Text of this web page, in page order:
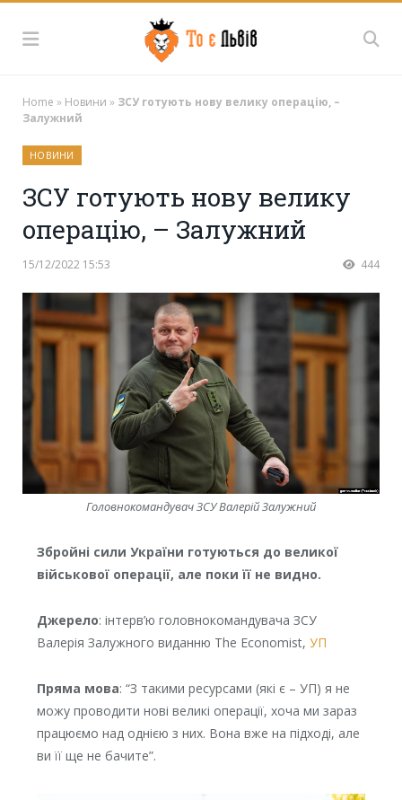
Home » Новини » ЗСУ готують нову велику операцію, –
Залужний
НОВИНИ
ЗСУ готують нову велику
операцію, – Залужний
15/12/2022 15:53 444
Головнокомандувач ЗСУ Валерій Залужний
Збройні сили України готуються до великої
військової операції, але поки її не видно.
Джерело: інтерв’ю головнокомандувача ЗСУ
Валерія Залужного виданню The Economist, УП
Пряма мова: “З такими ресурсами (які є – УП) я не
можу проводити нові великі операції, хоча ми зараз
працюємо над однією з них. Вона вже на підході, але
ви її ще не бачите”.